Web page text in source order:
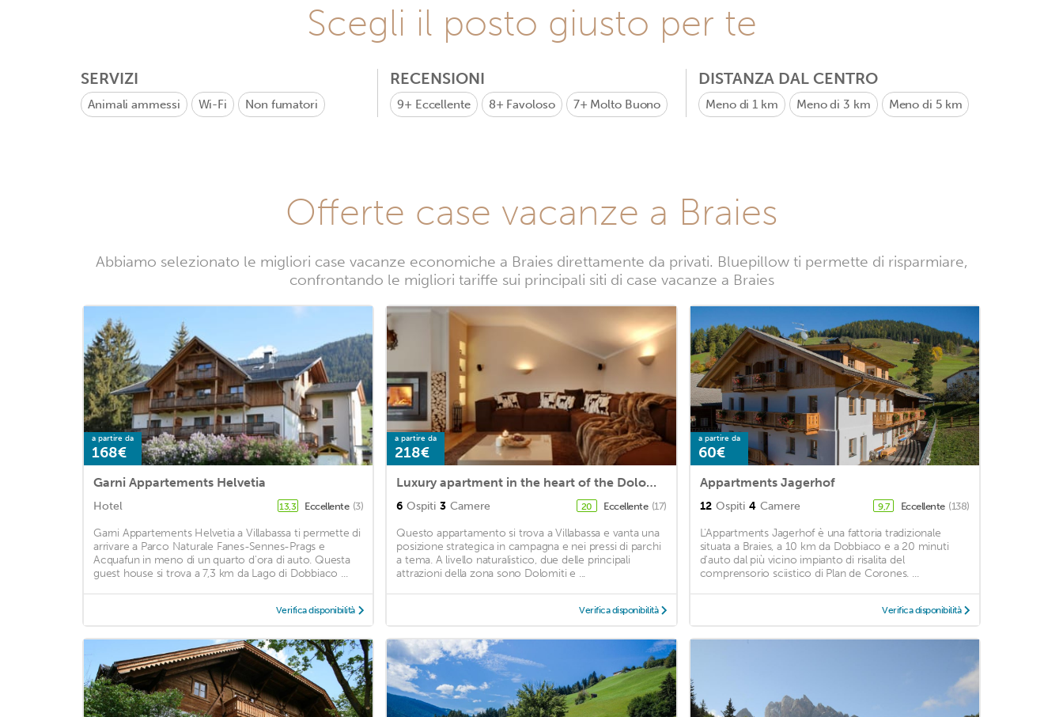
Scegli il posto giusto per te
SERVIZI
Animali ammessi Wi-Fi Non fumatori
RECENSIONI
9+ Eccellente 8+ Favoloso 7+ Molto Buono
DISTANZA DAL CENTRO
Meno di 1 km Meno di 3 km Meno di 5 km
Offerte case vacanze a Braies
Abbiamo selezionato le migliori case vacanze economiche a Braies direttamente da privati. Bluepillow ti permette di risparmiare,
confrontando le migliori tariffe sui principali siti di case vacanze a Braies
a partire da
168€
Garni Appartements Helvetia
Hotel 13,3 Eccellente (3)
Garni Appartements Helvetia a Villabassa ti permette di
arrivare a Parco Naturale Fanes-Sennes-Prags e
Acquafun in meno di un quarto d'ora di auto. Questa
guest house si trova a 7,3 km da Lago di Dobbiaco ...
Verifica disponibilità
a partire da
218€
Luxury apartment in the heart of the Dolomites
6 Ospiti 3 Camere 20 Eccellente (17)
Questo appartamento si trova a Villabassa e vanta una
posizione strategica in campagna e nei pressi di parchi
a tema. A livello naturalistico, due delle principali
attrazioni della zona sono Dolomiti e ...
Verifica disponibilità
a partire da
60€
Appartments Jagerhof
12 Ospiti 4 Camere 9,7 Eccellente (138)
L'Appartments Jagerhof è una fattoria tradizionale
situata a Braies, a 10 km da Dobbiaco e a 20 minuti
d'auto dal più vicino impianto di risalita del
comprensorio sciistico di Plan de Corones. ...
Verifica disponibilità